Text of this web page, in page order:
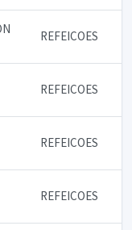
REFEICOES
REFEICOES
REFEICOES
REFEICOES